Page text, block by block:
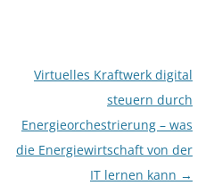
Virtuelles Kraftwerk digital
steuern durch
Energieorchestrierung – was
die Energiewirtschaft von der
IT lernen kann →